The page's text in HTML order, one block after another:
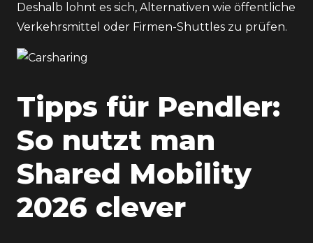
Deshalb lohnt es sich, Alternativen wie öffentliche
Verkehrsmittel oder Firmen-Shuttles zu prüfen.
Tipps für Pendler:
So nutzt man
Shared Mobility
2026 clever